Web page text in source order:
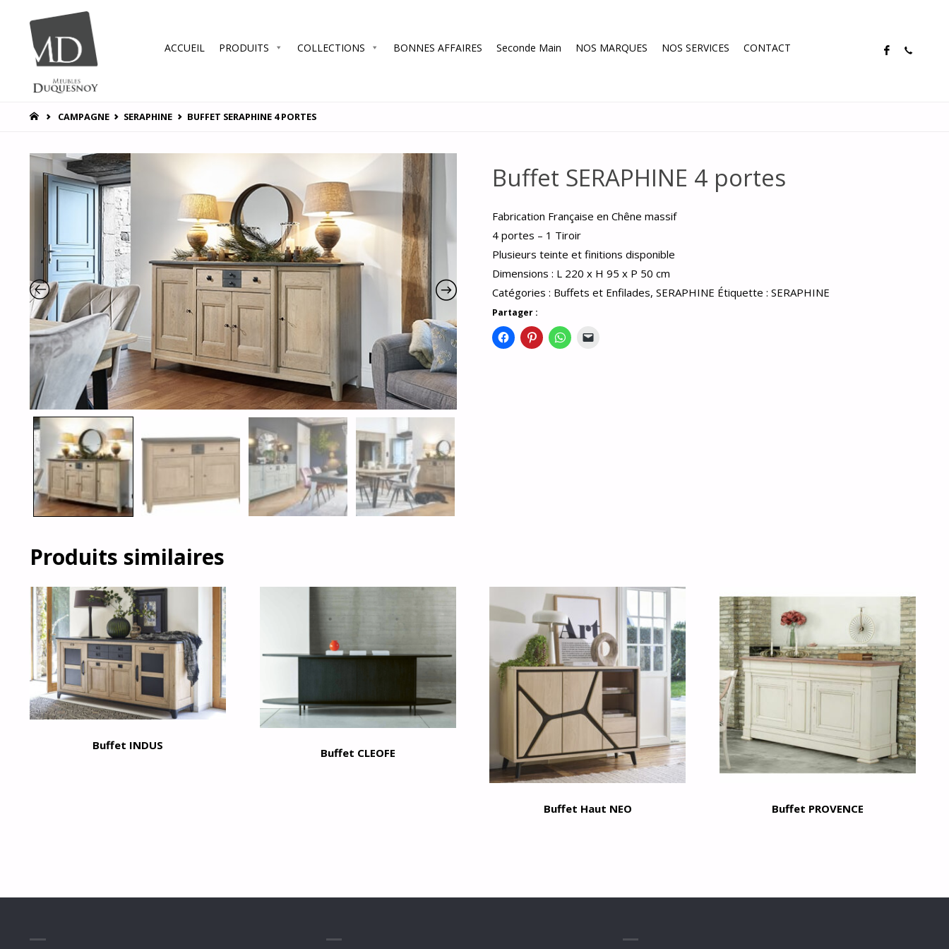
accompagner
to
ACCUEIL PRODUITS COLLECTIONS BONNES AFFAIRES Seconde Main NOS MARQUES NOS SERVICES CONTACT
HOMECAMPAGNE SERAPHINE BUFFET SERAPHINE 4 PORTES
Buffet SERAPHINE 4 portes
Fabrication Française en Chêne massif
4 portes – 1 Tiroir
Plusieurs teinte et finitions disponible
Dimensions : L 220 x H 95 x P 50 cm
Catégories : Buffets et Enfilades,SERAPHINE Étiquette :SERAPHINE
Partager :
Produits similaires
Buffet INDUS
Buffet CLEOFE
Buffet Haut NEO Buffet PROVENCE